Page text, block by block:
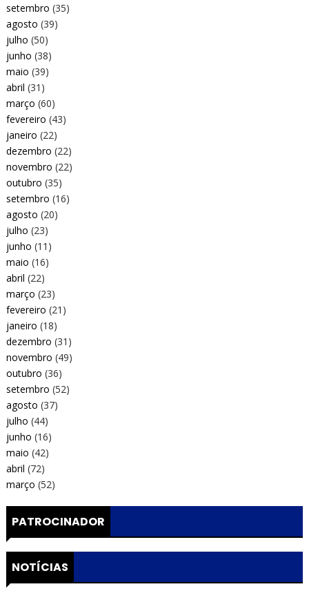
setembro (35)
agosto (39)
julho (50)
junho (38)
maio (39)
abril (31)
março (60)
fevereiro (43)
janeiro (22)
dezembro (22)
novembro (22)
outubro (35)
setembro (16)
agosto (20)
julho (23)
junho (11)
maio (16)
abril (22)
março (23)
fevereiro (21)
janeiro (18)
dezembro (31)
novembro (49)
outubro (36)
setembro (52)
agosto (37)
julho (44)
junho (16)
maio (42)
abril (72)
março (52)
PATROCINADOR
NOTÍCIAS